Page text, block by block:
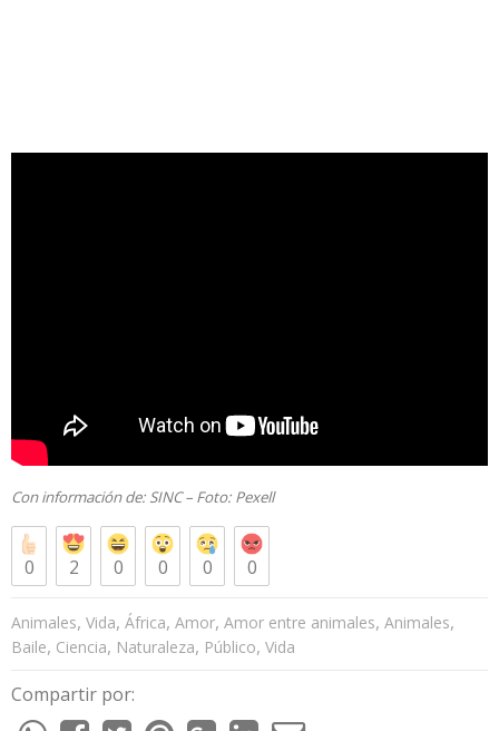
Con información de: SINC– Foto: Pexell
0 2 0 0 0 0
Animales, Vida, África, Amor, Amor entre animales, Animales,
Baile, Ciencia, Naturaleza, Público, Vida
Compartir por: